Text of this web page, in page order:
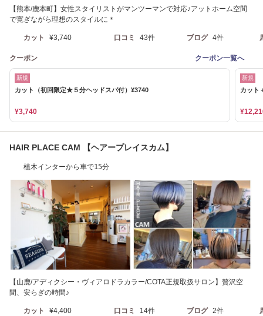
【熊本/鹿本町】女性スタイリストがマンツーマンで対応♪アットホーム空間
で寛ぎながら理想のスタイルに＊
カット ¥3,740 口コミ 43件 ブログ 4件
クーポン クーポン一覧へ
新規
カット（初回限定★５分ヘッドスパ付）¥3740
¥3,740
新規
カット
HAIR PLACE CAM 【ヘアープレイスカム】
植木インターから車で15分
【山鹿/アディクシー・ヴィアロドラカラー/COTA正規取扱サロン】贅沢空
間、安らぎの時間♪
カット ¥4,400 口コミ 14件 ブログ 2件